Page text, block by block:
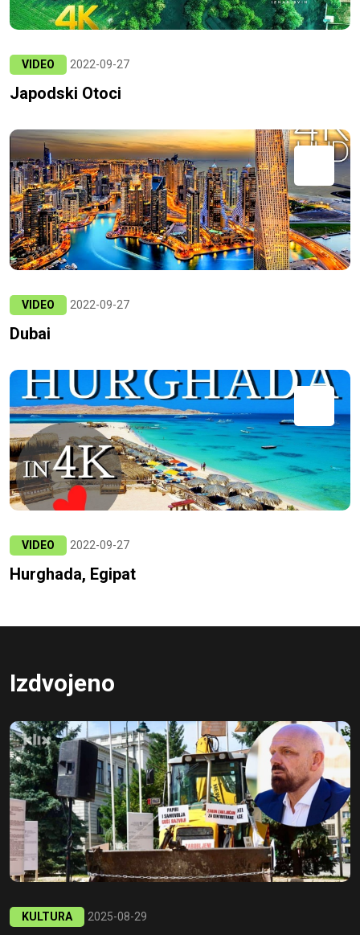
VIDEO 2022-09-27
Japodski Otoci
VIDEO 2022-09-27
Dubai
VIDEO 2022-09-27
Hurghada, Egipat
Izdvojeno
KULTURA 2025-08-29